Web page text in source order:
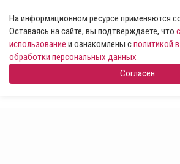
На информационном ресурсе применяются
Оставаясь на сайте, вы подтверждаете, что
использование и ознакомлены сполитикой
обработки персональных данных
Согласен